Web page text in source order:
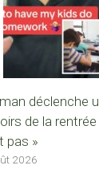
déclenche
de la
pas »
2026